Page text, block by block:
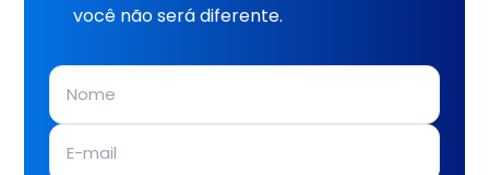
você não será diferente.